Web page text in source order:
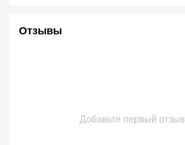
Отзывы
Добавьте первый отзыв